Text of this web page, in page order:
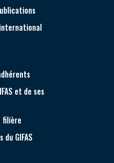
et de ses
filière
du GIFAS